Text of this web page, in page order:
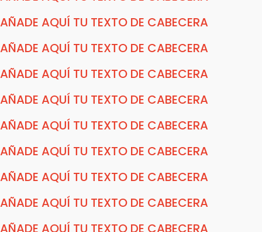
AÑADE AQUÍ TU TEXTO DE CABECERA
AÑADE AQUÍ TU TEXTO DE CABECERA
AÑADE AQUÍ TU TEXTO DE CABECERA
AÑADE AQUÍ TU TEXTO DE CABECERA
AÑADE AQUÍ TU TEXTO DE CABECERA
AÑADE AQUÍ TU TEXTO DE CABECERA
AÑADE AQUÍ TU TEXTO DE CABECERA
AÑADE AQUÍ TU TEXTO DE CABECERA
AÑADE AQUÍ TU TEXTO DE CABECERA